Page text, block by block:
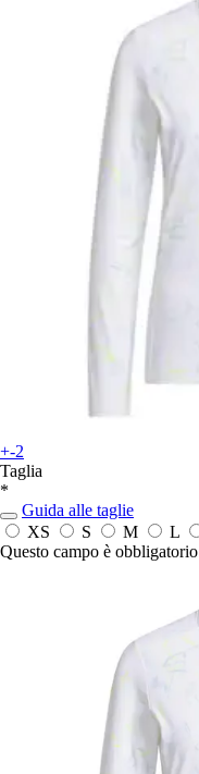
+-2
Taglia
*
Guida alle taglie
XS
S M L
Questo campo è obbligatorio